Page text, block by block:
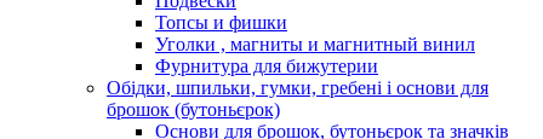
Топсы и фишки
Уголки , магниты и магнитный винил
Фурнитура для бижутерии
Обідки, шпильки, гумки, гребені і основи для
брошок (бутоньєрок)
Основи для брошок, бутоньєрок та значків